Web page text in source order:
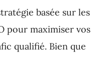
basée sur les
pour maximiser vos
qualifié. Bien que